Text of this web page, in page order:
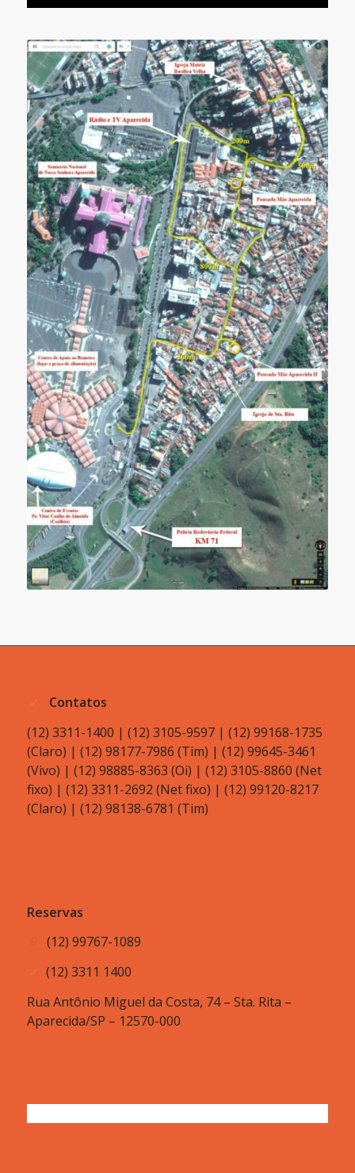
Contatos
(12) 3311-1400 | (12) 3105-9597 | (12) 99168-1735
(Claro) | (12) 98177-7986 (Tim) | (12) 99645-3461
(Vivo) | (12) 98885-8363 (Oi) | (12) 3105-8860 (Net
fixo) | (12) 3311-2692 (Net fixo) | (12) 99120-8217
(Claro) | (12) 98138-6781 (Tim)
Reservas
(12) 99767-1089
(12) 3311 1400
Rua Antônio Miguel da Costa, 74 – Sta. Rita –
Aparecida/SP – 12570-000